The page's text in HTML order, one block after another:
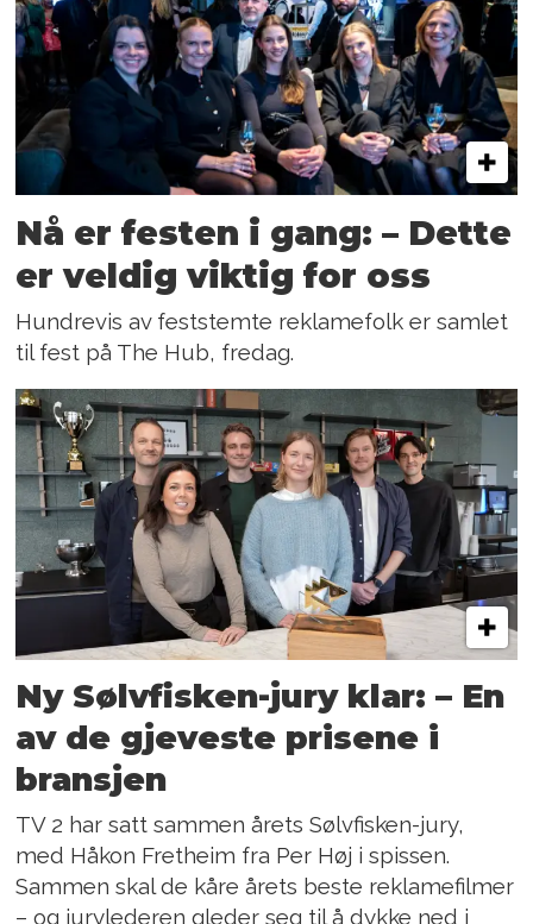
Nå er festen i gang: – Dette
er veldig viktig for oss
Hundrevis av feststemte reklamefolk er samlet
til fest på The Hub, fredag.
Ny Sølvfisken-jury klar: – En
av de gjeveste prisene i
bransjen
TV 2 har satt sammen årets Sølvfisken-jury,
med Håkon Fretheim fra Per Høj i spissen.
Sammen skal de kåre årets beste reklamefilmer
– og jurylederen gleder seg til å dykke ned i